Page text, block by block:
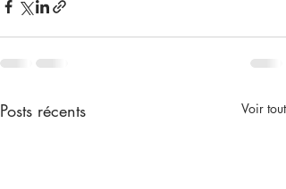
Posts récents Voir tout